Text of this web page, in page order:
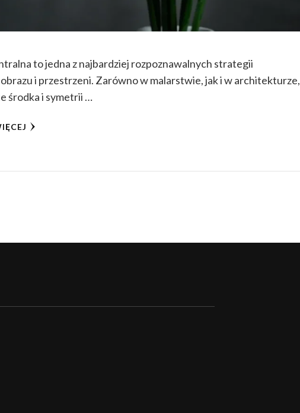
to jedna z najbardziej rozpoznawalnych strategii
i przestrzeni. Zarówno w malarstwie, jak i w architekturze,
środka i symetrii …